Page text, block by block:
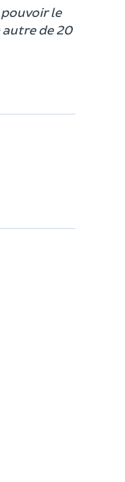
le
autre de 20